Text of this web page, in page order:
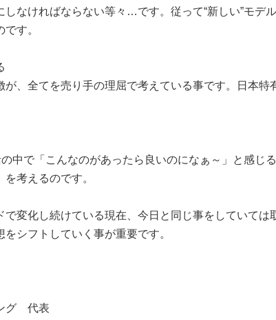
なければならない等々…です。従って“新しい”モ
す。
、全てを売り手の理屈で考えている事です。日本
中で「こんなのがあったら良いのになぁ～」と感
考えるのです。
変化し続けている現在、今日と同じ事をしていて
シフトしていく事が重要です。
グ 代表